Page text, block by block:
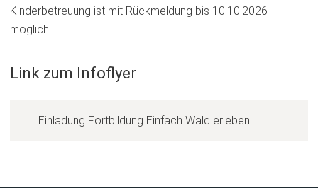
einem
neuen
Kinderbetreuung ist mit Rückmeldung bis 10.10.2026
möglich.
Link zum Infoflyer
Einladung Fortbildung Einfach Wald erleben